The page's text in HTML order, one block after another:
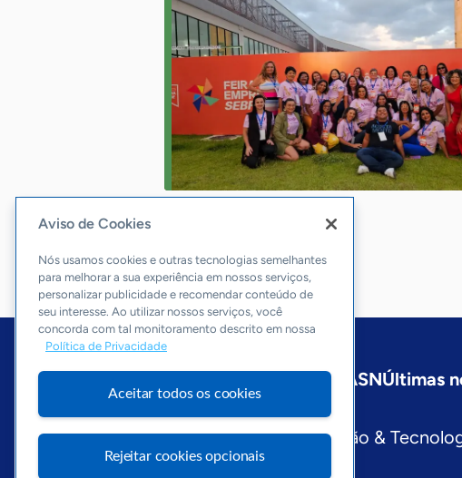
Sobre a ASNÚltimas
Editorias
Economia & PolíticaInovação &
Aviso de Cookies
Nós usamos cookies e outras tecnologias semelhantes
para melhorar a sua experiência em nossos serviços,
personalizar publicidade e recomendar conteúdo de
seu interesse. Ao utilizar nossos serviços, você
concorda com tal monitoramento descrito em nossa
Política de Privacidade
Aceitar todos os cookies
Rejeitar cookies opcionais